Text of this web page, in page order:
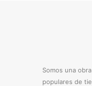
Somos una
populares de